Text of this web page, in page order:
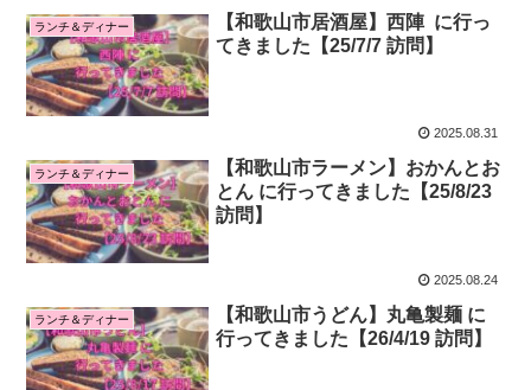
ランチ＆ディナー
【和歌山市居酒屋】西陣 に行っ
てきました【25/7/7 訪問】
2025.08.31
ランチ＆ディナー
【和歌山市ラーメン】おかんとお
とん に行ってきました【25/8/23
訪問】
2025.08.24
ランチ＆ディナー
【和歌山市うどん】丸亀製麺 に
行ってきました【26/4/19 訪問】